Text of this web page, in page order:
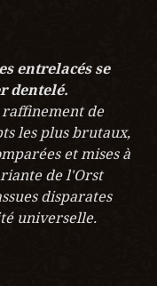
entrelacés se
dentelé.
raffinement de
les plus brutaux,
et mises à
de l'Orst
disparates
universelle.